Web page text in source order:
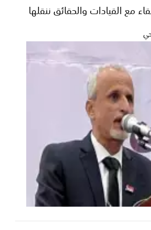
: مصادر إعلامية: 41 شهيداً في حصيلة أولية
على معسكري قوات
وحضرموت
إعلام نقلاً عن مصدر عسكري بأن الحصيلة
الذي شنته ميليشيا الحوثي وا...
مع القيادات والحقائق ننقلها